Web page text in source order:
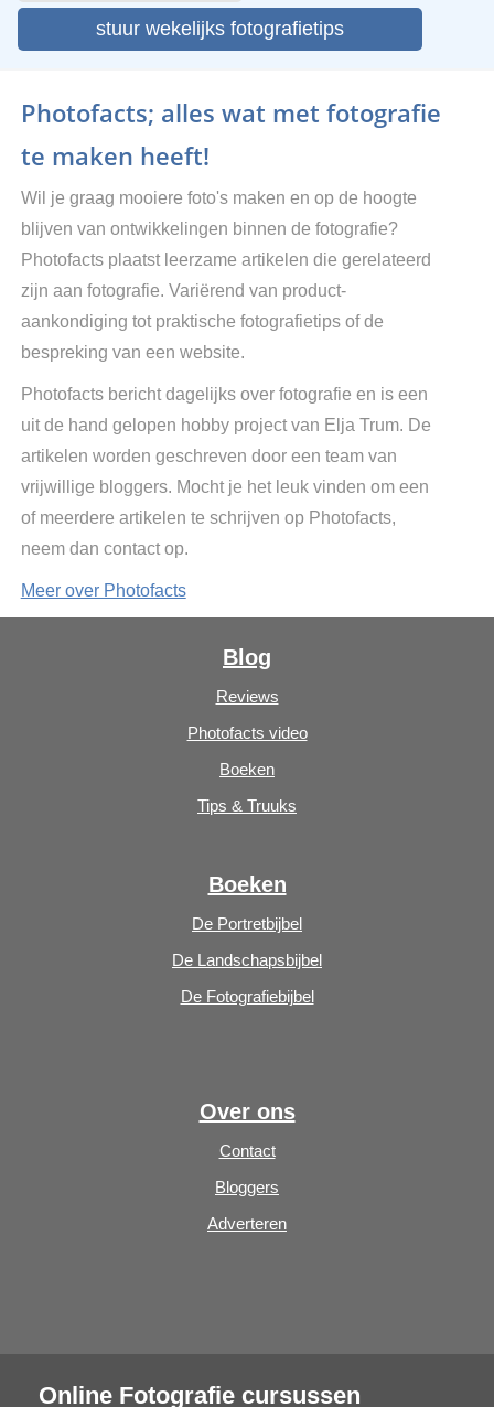
stuur wekelijks fotografietips
Photofacts; alles wat met fotografie
te maken heeft!
Wil je graag mooiere foto's maken en op de hoogte
blijven van ontwikkelingen binnen de fotografie?
Photofacts plaatst leerzame artikelen die gerelateerd
zijn aan fotografie. Variërend van product-
aankondiging tot praktische fotografietips of de
bespreking van een website.
Photofacts bericht dagelijks over fotografie en is een
uit de hand gelopen hobby project van Elja Trum. De
artikelen worden geschreven door een team van
vrijwillige bloggers. Mocht je het leuk vinden om een
of meerdere artikelen te schrijven op Photofacts,
neem dan contact op.
Meer over Photofacts
Blog
Reviews
Photofacts video
Boeken
Tips & Truuks
Boeken
De Portretbijbel
De Landschapsbijbel
De Fotografiebijbel
Over ons
Contact
Bloggers
Adverteren
Online Fotografie cursussen